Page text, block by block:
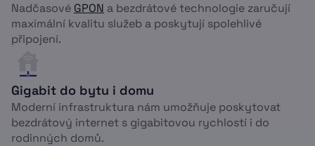
Nadčasové GPON a bezdrátové technologie zaručují
maximální kvalitu služeb a poskytují spolehlivé
připojení.
Gigabit do bytu i domu
Moderní infrastruktura nám umožňuje poskytovat
bezdrátový internet s gigabitovou rychlostí i do
rodinných domů.